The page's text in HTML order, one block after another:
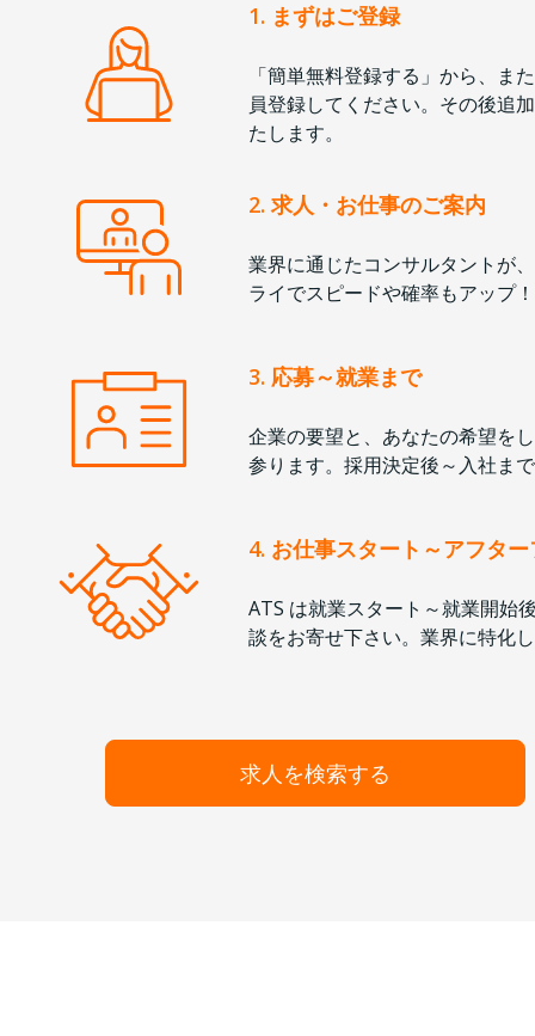
1. まずはご登録
「簡単無料登録する」から、ま
員登録してください。その後追
たします。
2. 求人・お仕事のご案内
業界に通じたコンサルタントが
ライでスピードや確率もアップ！
3. 応募～就業まで
企業の要望と、あなたの希望を
参ります。採用決定後～入社ま
4. お仕事スタート～アフタ
ATS は就業スタート～就業開始
談をお寄せ下さい。業界に特化
求人を検索する